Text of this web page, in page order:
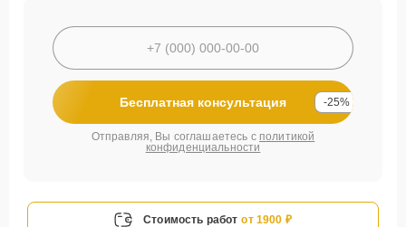
Бесплатная консультация -25%
Отправляя, Вы соглашаетесь с политикой
конфиденциальности
Стоимость работ от 1900 ₽